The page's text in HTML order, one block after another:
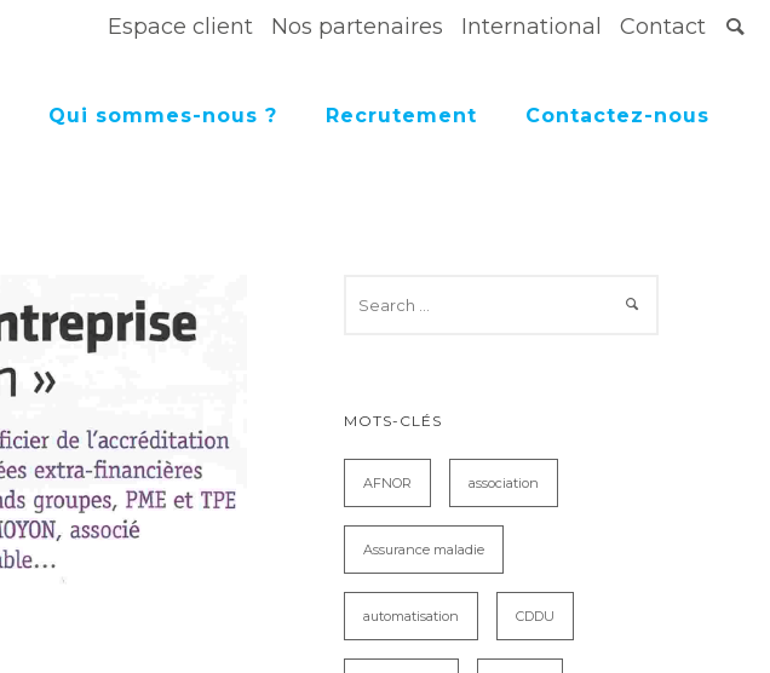
Espace client Nos partenaires International Contact
Qui sommes-nous ? Recrutement Contactez-nous
MOTS-CLÉS
AFNOR association
Assurance maladie
automatisation CDDU